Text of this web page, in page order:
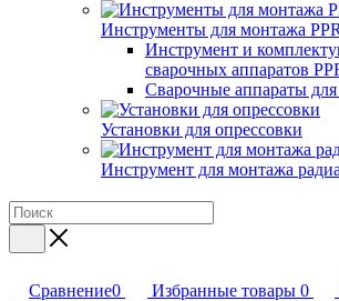
Инструменты для монтажа PPR
Инструмент и
сварочных аппаратов
Сварочные аппараты для
Установки для опрессовки
Инструмент для монтажа
Сравнение0 Избранные товары 0